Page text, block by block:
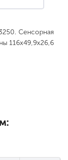
Сенсорная
116x49,9x26,6